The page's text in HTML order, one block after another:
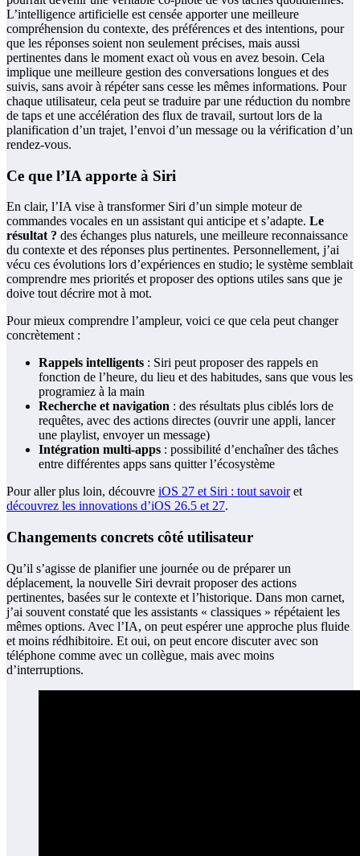
L’intelligence artificielle est censée apporter une meilleure
compréhension du contexte, des préférences et des intentions, pour
que les réponses soient non seulement précises, mais aussi
pertinentes dans le moment exact où vous en avez besoin. Cela
implique une meilleure gestion des conversations longues et des
suivis, sans avoir à répéter sans cesse les mêmes informations. Pour
chaque utilisateur, cela peut se traduire par une réduction du nombre
de taps et une accélération des flux de travail, surtout lors de la
planification d’un trajet, l’envoi d’un message ou la vérification d’un
rendez‑vous.
Ce que l’IA apporte à Siri
En clair, l’IA vise à transformer Siri d’un simple moteur de
commandes vocales en un assistant qui anticipe et s’adapte. Le
résultat ? des échanges plus naturels, une meilleure reconnaissance
du contexte et des réponses plus pertinentes. Personnellement, j’ai
vécu ces évolutions lors d’expériences en studio; le système semblait
comprendre mes priorités et proposer des options utiles sans que je
doive tout décrire mot à mot.
Pour mieux comprendre l’ampleur, voici ce que cela peut changer
concrètement :
Rappels intelligents : Siri peut proposer des rappels en
fonction de l’heure, du lieu et des habitudes, sans que vous les
programiez à la main
Recherche et navigation : des résultats plus ciblés lors de
requêtes, avec des actions directes (ouvrir une appli, lancer
une playlist, envoyer un message)
Intégration multi‑apps : possibilité d’enchaîner des tâches
entre différentes apps sans quitter l’écosystème
Pour aller plus loin, découvre iOS 27 et Siri : tout savoiret
découvrez les innovations d’iOS 26.5 et 27.
Changements concrets côté utilisateur
Qu’il s’agisse de planifier une journée ou de préparer un
déplacement, la nouvelle Siri devrait proposer des actions
pertinentes, basées sur le contexte et l’historique. Dans mon carnet,
j’ai souvent constaté que les assistants « classiques » répétaient les
mêmes options. Avec l’IA, on peut espérer une approche plus fluide
et moins rédhibitoire. Et oui, on peut encore discuter avec son
téléphone comme avec un collègue, mais avec moins
d’interruptions.